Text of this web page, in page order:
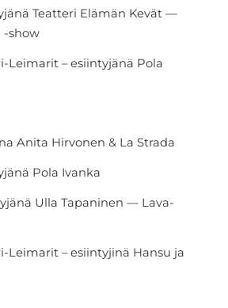
Teatteri Elämän Kevät —
-show
Leimarit – esiintyjänä Pola
Anita Hirvonen & La Strada
Pola Ivanka
Ulla Tapaninen — Lava-
Leimarit – esiintyjinä Hansu ja